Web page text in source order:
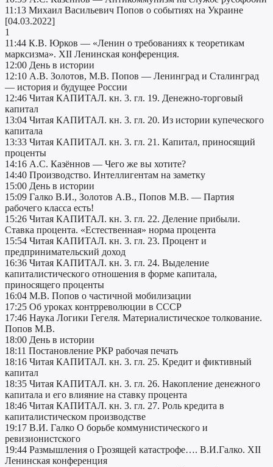
11:13 Михаил Васильевич Попов о событиях на Украине
[04.03.2022]
1
11:44 К.В. Юрков — «Ленин о требованиях к теоретикам
марксизма». XII Ленинская конференция.
12:00 День в истории
12:10 А.В. Золотов, М.В. Попов — Ленинград и Сталинград
— история и будущее России
12:46 Читая КАПИТАЛ. кн. 3. гл. 19. Денежно-торговый
капитал
13:04 Читая КАПИТАЛ. кн. 3. гл. 20. Из истории купеческого
капитала
13:33 Читая КАПИТАЛ. кн. 3. гл. 21. Капитал, приносящий
проценты
14:16 А.С. Казённов — Чего же вы хотите?
14:40 Производство. Интеллигентам на заметку
15:00 День в истории
15:09 Галко В.И., Золотов А.В., Попов М.В. — Партия
рабочего класса есть!
15:26 Читая КАПИТАЛ. кн. 3. гл. 22. Деление прибыли.
Ставка процента. «Естественная» норма процента
15:54 Читая КАПИТАЛ. кн. 3. гл. 23. Процент и
предпринимательский доход
16:36 Читая КАПИТАЛ. кн. 3. гл. 24. Выделение
капиталистического отношения в форме капитала,
приносящего проценты
16:04 М.В. Попов о частичной мобилизации
17:25 Об уроках контрреволюции в СССР
17:46 Наука Логики Гегеля. Материалистическое толкование.
Попов М.В.
18:00 День в истории
18:11 Постановление РКР рабочая печать
18:16 Читая КАПИТАЛ. кн. 3. гл. 25. Кредит и фиктивный
капитал
18:35 Читая КАПИТАЛ. кн. 3. гл. 26. Накопление денежного
капитала и его влияние на ставку процента
18:46 Читая КАПИТАЛ. кн. 3. гл. 27. Роль кредита в
капиталистическом производстве
19:17 В.И. Галко О борьбе коммунистического и
ревизионистского
19:44 Размышления о Грозящей катастрофе…. В.И.Галко. XII
Ленинская конференция